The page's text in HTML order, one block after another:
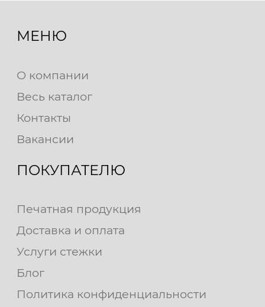
МЕНЮ
О компании
Весь каталог
Контакты
Вакансии
ПОКУПАТЕЛЮ
Печатная продукция
Доставка и оплата
Услуги стежки
Блог
Политика конфиденциальности